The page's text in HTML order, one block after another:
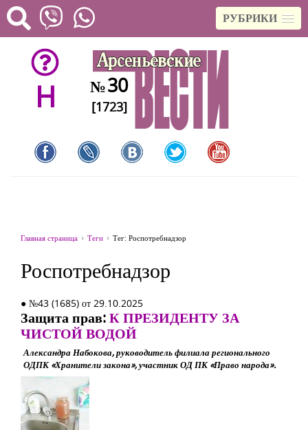
РУБРИКИ
H №30
[1723]
Главная страница Теги Тег: Роспотребнадзор
Роспотребнадзор
● №43 (1685) от 29.10.2025
Защита прав:К ПРЕЗИДЕНТУ ЗА
ЧИСТОЙ ВОДОЙ
Александра Набокова, руководитель филиала регионального
ОДПК «Хранители закона», участник ОД ПК «Право народа».